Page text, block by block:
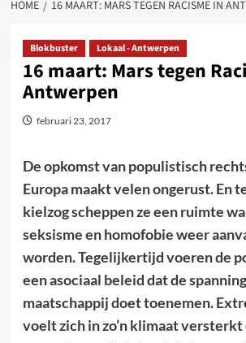
HOME 16 MAART: MARS TEGEN RACISME IN
Blokbuster Lokaal - Antwerpen
16 maart: Mars tegen
Antwerpen
februari 23, 2017
De opkomst van populistisch
Europa maakt velen ongerust. En
kielzog scheppen ze een ruimte
seksisme en homofobie weer
worden. Tegelijkertijd voeren de
een asociaal beleid dat de
maatschappij doet toenemen.
voelt zich in zo’n klimaat